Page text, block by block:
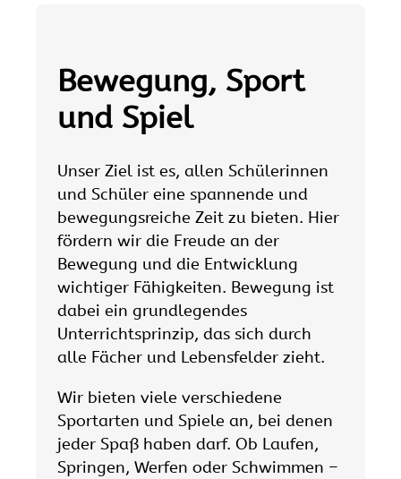
Bewegung, Sport
und Spiel
Unser Ziel ist es, allen Schülerinnen
und Schüler eine spannende und
bewegungsreiche Zeit zu bieten. Hier
fördern wir die Freude an der
Bewegung und die Entwicklung
wichtiger Fähigkeiten. Bewegung ist
dabei ein grundlegendes
Unterrichtsprinzip, das sich durch
alle Fächer und Lebensfelder zieht.
Wir bieten viele verschiedene
Sportarten und Spiele an, bei denen
jeder Spaß haben darf. Ob Laufen,
Springen, Werfen oder Schwimmen –